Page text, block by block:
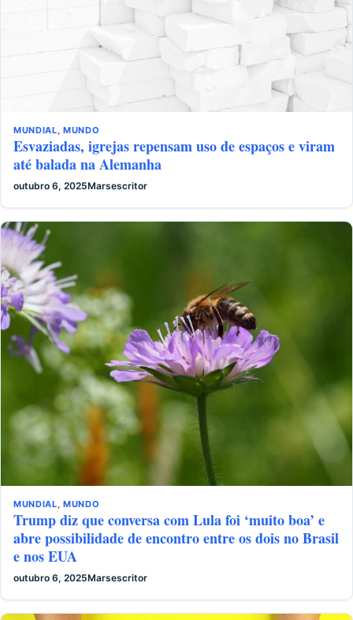
MUNDIAL, MUNDO
Esvaziadas, igrejas repensam uso de espaços e viram
até balada na Alemanha
outubro 6, 2025Marsescritor
MUNDIAL MUNDO
Trump diz que conversa com Lula foi ‘muito boa’ e
abre possibilidade de encontro entre os dois no Brasil
e nos EUA
outubro 6, 2025Marsescritor